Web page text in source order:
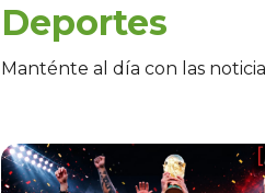
Deportes
Manténte al día con las